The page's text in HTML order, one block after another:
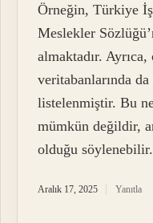
Örneğin, Türkiye
Meslekler
almaktadır.
veritabanlarında
listelenmiştir. Bu
mümkün değildir,
olduğu
Aralık 17, 2025 Yanıtla